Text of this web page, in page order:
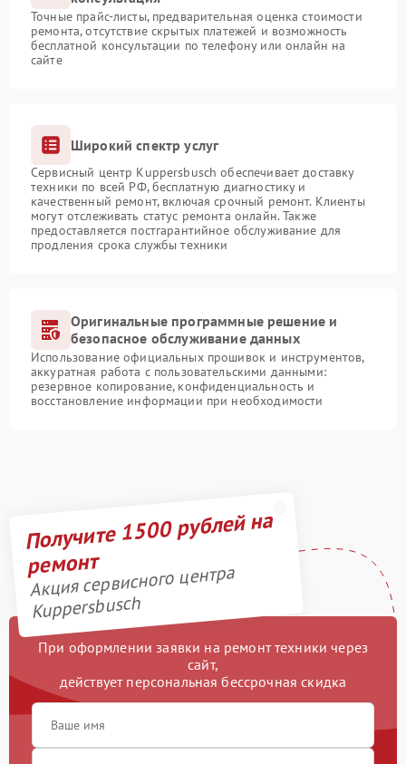
Точные прайс-листы, предварительная оценка стоимости
ремонта, отсутствие скрытых платежей и возможность
бесплатной консультации по телефону или онлайн на
сайте
Широкий спектр услуг
Сервисный центр Kuppersbusch обеспечивает доставку
техники по всей РФ, бесплатную диагностику и
качественный ремонт, включая срочный ремонт. Клиенты
могут отслеживать статус ремонта онлайн. Также
предоставляется постгарантийное обслуживание для
продления срока службы техники
Оригинальные программные решение и
безопасное обслуживание данных
Использование официальных прошивок и инструментов,
аккуратная работа с пользовательскими данными:
резервное копирование, конфиденциальность и
восстановление информации при необходимости
Получите 1500 рублей на
ремонт
Акция сервисного центра
Kuppersbusch
При оформлении заявки на ремонт техники через
сайт,
действует персональная бессрочная скидка